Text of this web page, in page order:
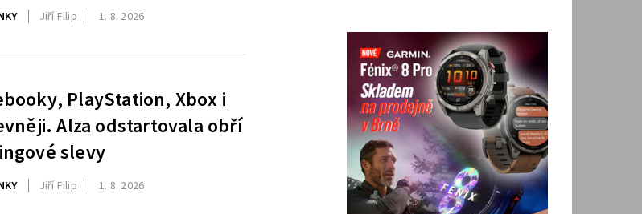
Jiří Filip 1. 8. 2026
PlayStation, Xbox i
Alza odstartovala obří
slevy
Jiří Filip 1. 8. 2026